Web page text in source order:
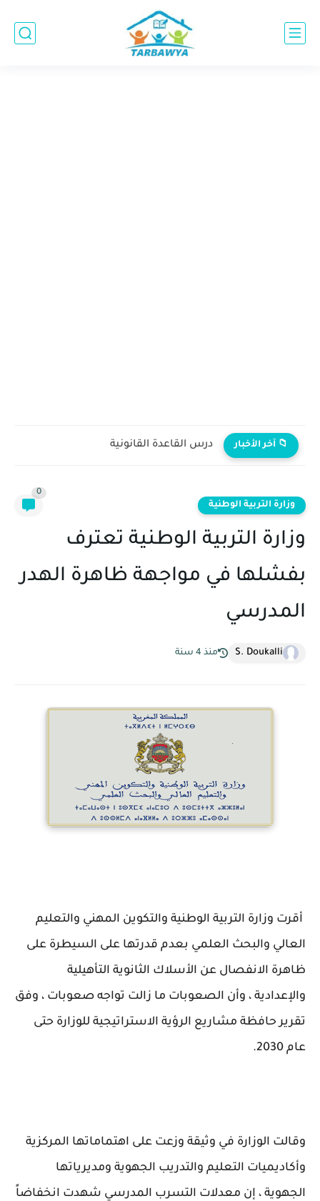
📁 آخر الأخبار درس القاعدة القانونية
وزارة التربية الوطنية
0
وزارة التربية الوطنية تعترف
بفشلها في مواجهة ظاهرة الهدر
المدرسي
S. Doukalli منذ 4 سنة
أقرت وزارة التربية الوطنية والتكوين المهني والتعليم
العالي والبحث العلمي بعدم قدرتها على السيطرة على
ظاهرة الانفصال عن الأسلاك الثانوية التأهيلية
والإعدادية ، وأن الصعوبات ما زالت تواجه صعوبات ، وفق
تقرير حافظة مشاريع الرؤية الاستراتيجية للوزارة حتى
عام 2030.
وقالت الوزارة في وثيقة وزعت على اهتماماتها المركزية
وأكاديميات التعليم والتدريب الجهوية ومديرياتها
الجهوية ، إن معدلات التسرب المدرسي شهدت انخفاضاً